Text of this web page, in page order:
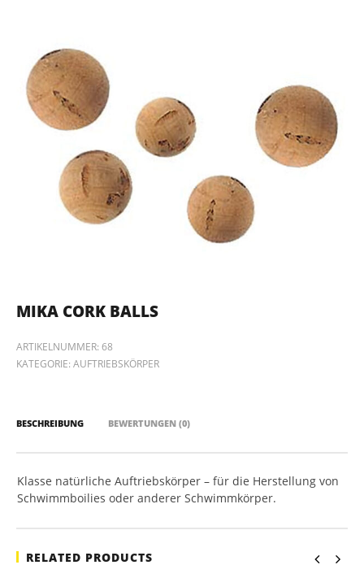
MIKA CORK BALLS
ARTIKELNUMMER: 68
KATEGORIE: AUFTRIEBSKÖRPER
BESCHREIBUNG BEWERTUNGEN (0)
Klasse natürliche Auftriebskörper – für die Herstellung von
Schwimmboilies oder anderer Schwimmkörper.
RELATED PRODUCTS